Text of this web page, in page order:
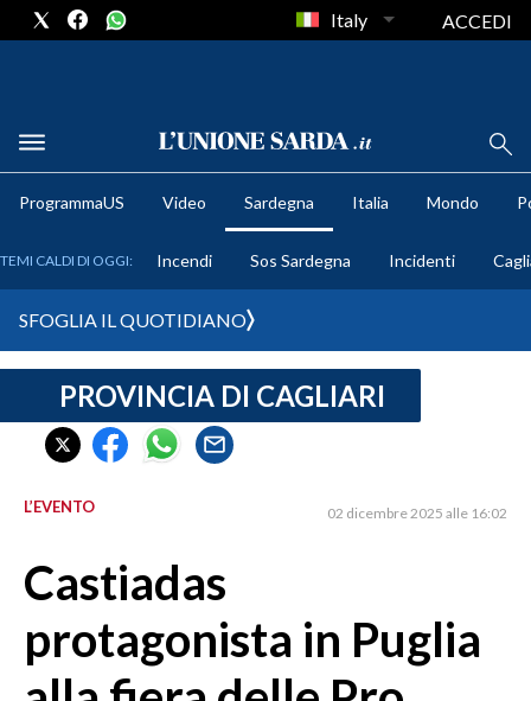
METEO
CRONACA SARDEGNA
CAGLIARI
SULCIS IGLESIENTE
ORISTANO E PROVINCIA
GALLURA
NUORO E PROVINCIA
Italy ACCEDI
ProgrammaUS Video Sardegna Italia Mondo
TEMI CALDI DI OGGI: Incendi Sos Sardegna Incidenti
SFOGLIA IL QUOTIDIANO
PROVINCIA DI CAGLIARI
L’EVENTO 02 dicembre 2025 alle 16:02
Castiadas
protagonista in Puglia